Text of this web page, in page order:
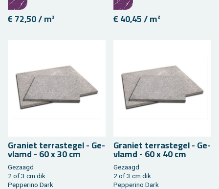
€ 72,50 / m² € 40,45 / m²
Gra­niet ter­ras­te­gel - Ge­
vlamd - 60 x 30 cm
Ge­zaagd
2 of 3 cm dik
Pep­pe­ri­no Dark
Gra­niet ter­ras­te­gel - Ge­
vlamd - 60 x 40 cm
Ge­zaagd
2 of 3 cm dik
Pep­pe­ri­no Dark